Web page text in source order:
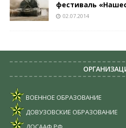
фестиваль
02.07.2014
ВОЕННОЕ ОБРАЗОВАНИЕ
ДОВУЗОВСКИЕ ОБРАЗОВАНИЕ